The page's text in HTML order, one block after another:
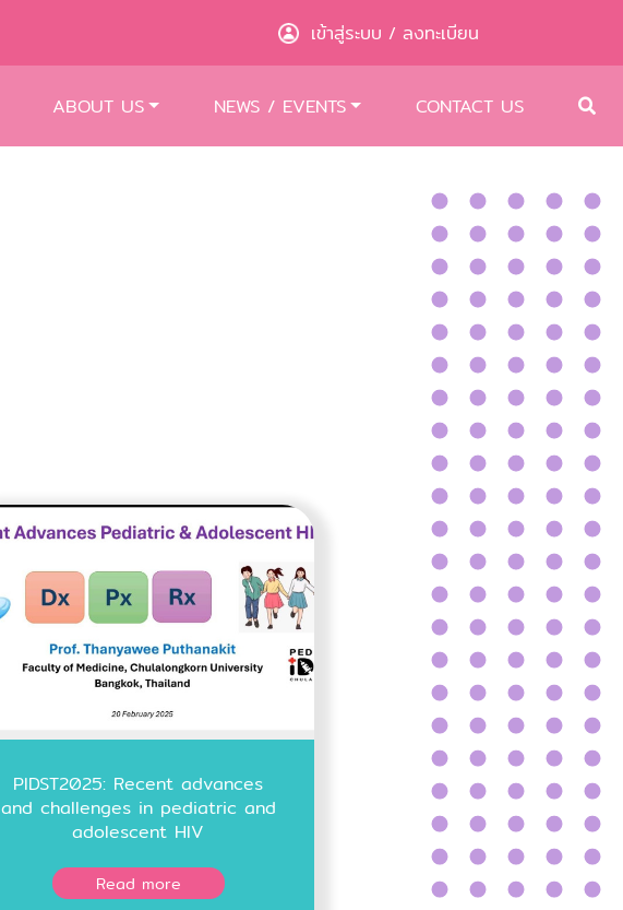
เข้าสู่ระบบ / ลงทะเบียน
ABOUT US NEWS / EVENTS CONTACT US
PIDST2025: Recent advances
and challenges in pediatric and
adolescent HIV
Read more